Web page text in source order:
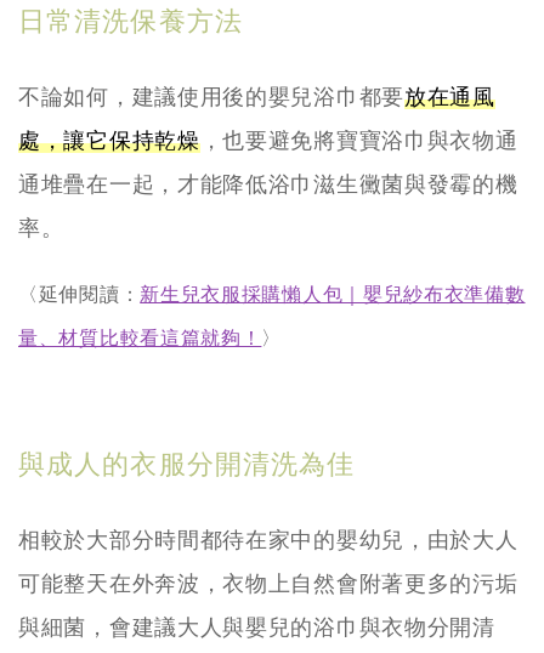
日常清洗保養方法
不論如何，建議使用後的嬰兒浴巾都要放在通風
處，讓它保持乾燥，也要避免將寶寶浴巾與衣物通
通堆疊在一起，才能降低浴巾滋生黴菌與發霉的機
率。
〈延伸閱讀： 新生兒衣服採購懶人包｜嬰兒紗布衣準備數
量、材質比較看這篇就夠！ 〉
與成人的衣服分開清洗為佳
相較於大部分時間都待在家中的嬰幼兒，由於大人
可能整天在外奔波，衣物上自然會附著更多的污垢
與細菌，會建議大人與嬰兒的浴巾與衣物分開清